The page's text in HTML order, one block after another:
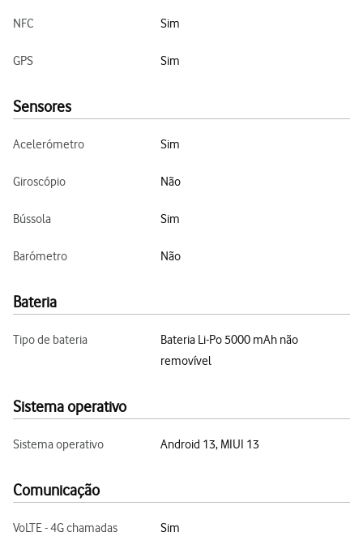
NFC Sim
GPS Sim
Sensores
Acelerómetro Sim
Giroscópio Não
Bússola Sim
Barómetro Não
Bateria
Tipo de bateria
Bateria Li-Po 5000 mAh não
removível
Sistema operativo
Sistema operativo Android 13, MIUI 13
Comunicação
VoLTE - 4G chamadas Sim